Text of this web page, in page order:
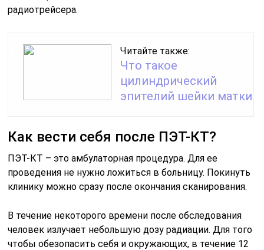
радиотрейсера.
Читайте также:
Что такое
цилиндрический
эпителий шейки матки
Как вести себя после ПЭТ-КТ?
ПЭТ-КТ – это амбулаторная процедура. Для ее
проведения не нужно ложиться в больницу. Покинуть
клинику можно сразу после окончания сканирования.
В течение некоторого времени после обследования
человек излучает небольшую дозу радиации. Для того
чтобы обезопасить себя и окружающих, в течение 12